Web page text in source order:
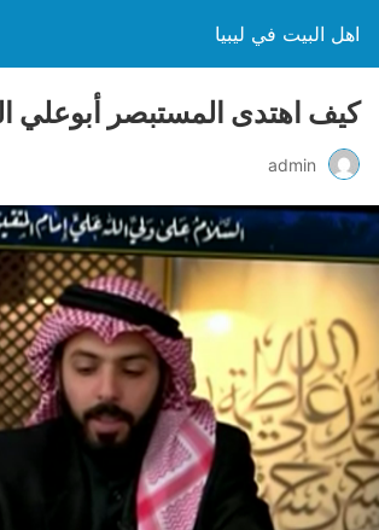
اهل البيت في ليبيا
كيف اهتدى المستبصر أبوعلي
admin